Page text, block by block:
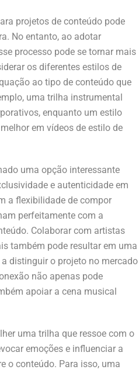
projetos de conteúdo pode
No entanto, ao adotar
processo pode se tornar mais
os diferentes estilos de
ao tipo de conteúdo que
uma trilha instrumental
enquanto um estilo
em vídeos de estilo de
uma opção interessante
e autenticidade em
a flexibilidade de compor
perfeitamente com a
Colaborar com artistas
também pode resultar em uma
distinguir o projeto no mercado
não apenas pode
apoiar a cena musical
uma trilha que ressoe com o
emoções e influenciar a
o conteúdo. Para isso, uma